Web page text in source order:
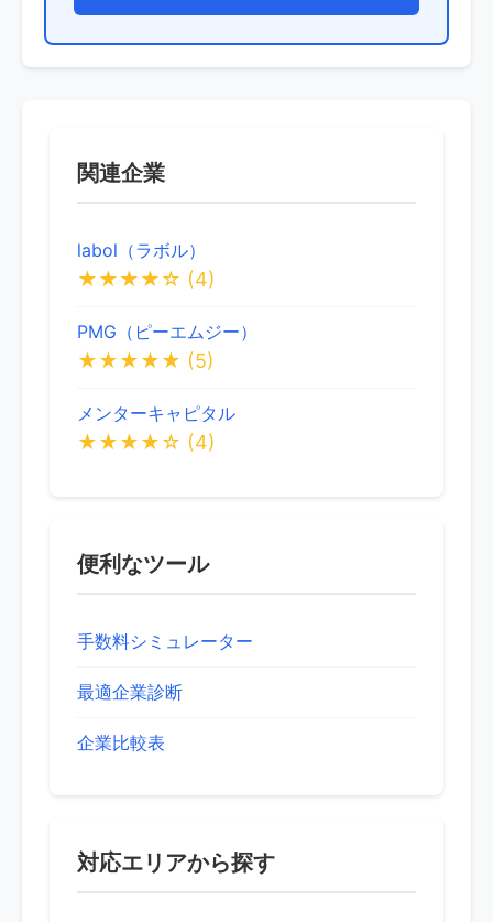
関連企業
labol（ラボル）
★★★★☆ (4)
PMG（ピーエムジー）
★★★★★ (5)
メンターキャピタル
★★★★☆ (4)
便利なツール
手数料シミュレーター
最適企業診断
企業比較表
対応エリアから探す